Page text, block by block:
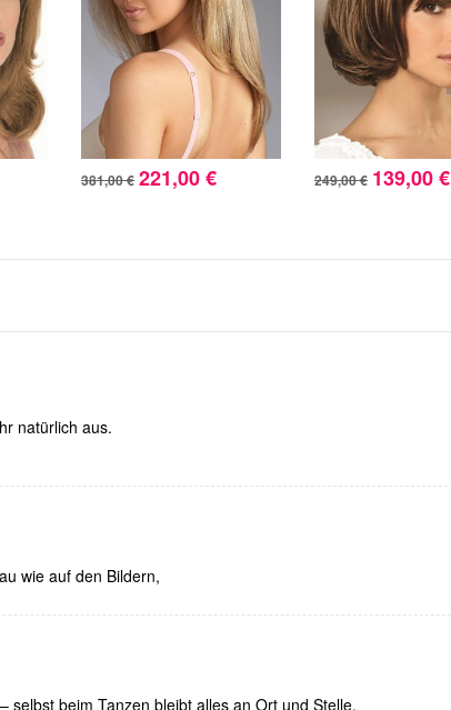
381,00 € 221,00 € 249,00 € 139,00 €
natürlich aus.
wie auf den Bildern,
selbst beim Tanzen bleibt alles an Ort und Stelle.